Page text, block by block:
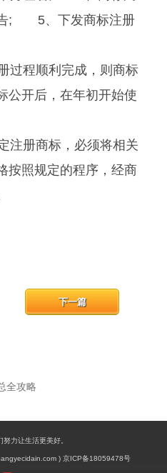
告; 5、下发商标注册
程顺利完成，则商标
公开后，在年初开始使
注册商标，必须将相关
按照规定的程序，经商
下一篇
全攻略
力让生活更美好。
) 京ICP备18059478号